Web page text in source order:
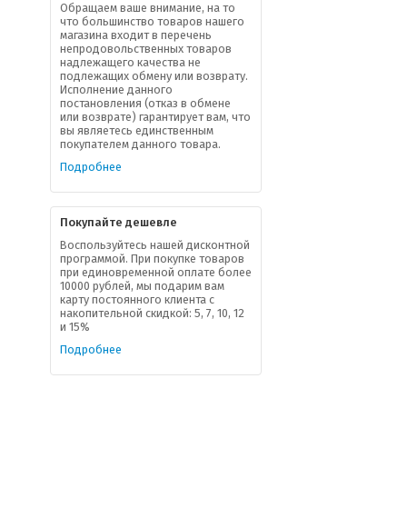
Обращаем ваше внимание, на то
что большинство товаров нашего
магазина входит в перечень
непродовольственных товаров
надлежащего качества не
подлежащих обмену или возврату.
Исполнение данного
постановления (отказ в обмене
или возврате) гарантирует вам, что
вы являетесь единственным
покупателем данного товара.
Подробнее
Покупайте дешевле
Воспользуйтесь нашей дисконтной
программой. При покупке товаров
при единовременной оплате более
10000 рублей, мы подарим вам
карту постоянного клиента с
накопительной скидкой: 5, 7, 10, 12
и 15%
Подробнее